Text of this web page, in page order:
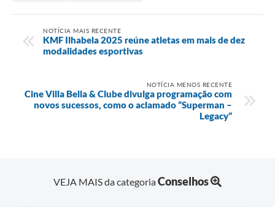
NOTÍCIA MAIS RECENTE
KMF Ilhabela 2025 reúne atletas em mais de dez
modalidades esportivas
NOTÍCIA MENOS RECENTE
Cine Villa Bella & Clube divulga programação com
novos sucessos, como o aclamado “Superman –
Legacy”
VEJA MAIS da categoriaConselhos